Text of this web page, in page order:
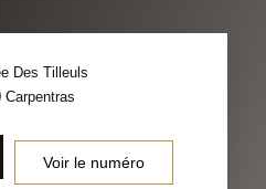
Des Tilleuls
Carpentras
Voir le numéro